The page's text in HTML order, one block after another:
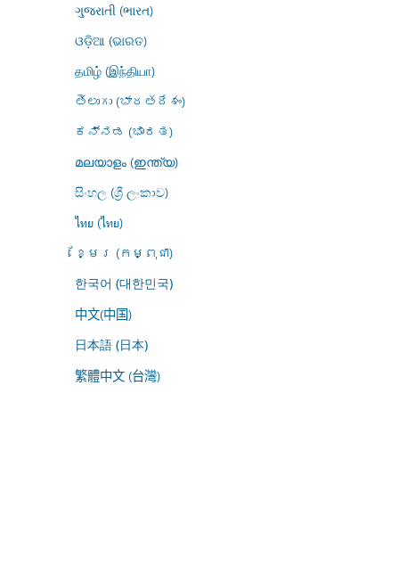
ગુજરાતી (ભારત)
ଓଡ଼ିଆ (ଭାରତ)
தமிழ் (இந்தியா)
తెలుగు (భారతదేశం)
ಕನ್ನಡ (ಭಾರತ)
മലയാളം (ഇന്ത്യ)
සිංහල (ශ්‍රී ලංකාව)
ไทย (ไทย)
ខ្មែរ (កម្ពុជា)
한국어 (대한민국)
中文(中国)
日本語 (日本)
繁體中文 (台灣)